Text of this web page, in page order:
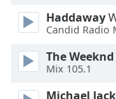
Haddaway
Candid Radio
The Weeknd
Mix 105.1
Michael